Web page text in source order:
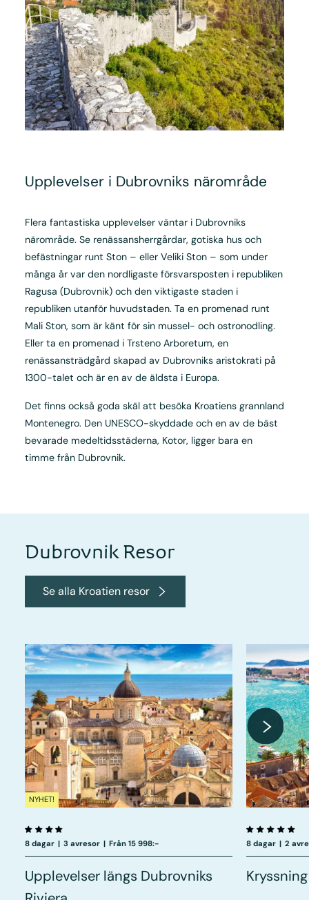
Upplevelser i Dubrovniks närområde
Flera fantastiska upplevelser väntar i Dubrovniks
närområde. Se renässansherrgårdar, gotiska hus och
befästningar runt Ston – eller Veliki Ston – som under
många år var den nordligaste försvarsposten i republiken
Ragusa (Dubrovnik) och den viktigaste staden i
republiken utanför huvudstaden. Ta en promenad runt
Mali Ston, som är känt för sin mussel- och ostronodling.
Eller ta en promenad i Trsteno Arboretum, en
renässansträdgård skapad av Dubrovniks aristokrati på
1300-talet och är en av de äldsta i Europa.
Det finns också goda skäl att besöka Kroatiens grannland
Montenegro. Den UNESCO-skyddade och en av de bäst
bevarade medeltidsstäderna, Kotor, ligger bara en
timme från Dubrovnik.
Dubrovnik Resor
Se alla Kroatien resor
NYHET!
8 dagar | 3 avresor | Från 15 998:-
Upplevelser längs Dubrovniks
8 dagar | 2